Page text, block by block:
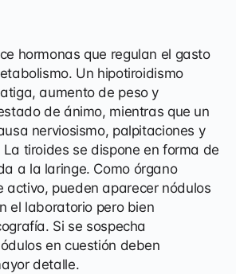
hormonas que regulan el gasto
Un hipotiroidismo
aumento de peso y
de ánimo, mientras que un
nerviosismo, palpitaciones y
tiroides se dispone en forma de
a la laringe. Como órgano
activo, pueden aparecer nódulos
el laboratorio pero bien
Si se sospecha
en cuestión deben
detalle.